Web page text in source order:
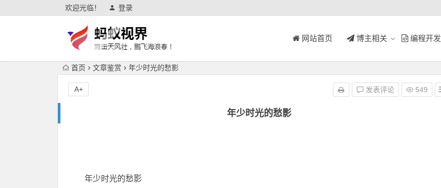
欢迎光临！ 登录
网站首页 博主相关 编程开发
首页 文章鉴赏 年少时光的愁影
年少时光的愁影
发表评论 549
A+
年少时光的愁影